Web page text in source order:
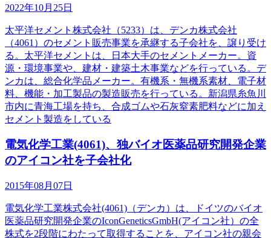
2022年10月25日
太平洋セメント株式会社（5233）は、デンカ株式会社
（4061）のセメント販売事業を承継する子会社を、譲り受け
る。太平洋セメントは、日本大手のセメントメーカー。資
源・環境事業や、建材・建築土木事業などを行っている。デ
ンカは、総合化学品メーカー。有機系・無機系素材、電子材
料、機能・加工製品の製造販売を行っている。新潟県糸魚川
市内に青海工場を持ち、合成ゴムや石灰窒素肥料などに加え
セメント製造をしている
電気化学工業(4061)、独バイオ医薬品研究開発企業
のアイコン社を子会社化
2015年08月07日
電気化学工業株式会社(4061)（デンカ）は、ドイツのバイオ
医薬品研究開発企業のIconGeneticsGmbH(アイコン社）の全
株式を2段階にわたって取得することを、アイコン社の親会